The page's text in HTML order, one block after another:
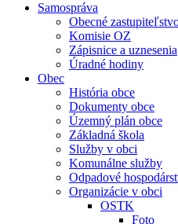
Samospráva
Obecné
Komisie OZ
Zápisnice a uznesenia
Úradné hodiny
Obec
História obce
Dokumenty obce
Územný plán obce
Základná škola
Služby v obci
Komunálne služby
Odpadové
Organizácie v obci
OSTK
Foto